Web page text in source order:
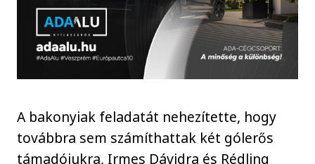
A bakonyiak feladatát nehezítette, hogy
továbbra sem számíthattak két gólerős
támadójukra, Irmes Dávidra és Rédling